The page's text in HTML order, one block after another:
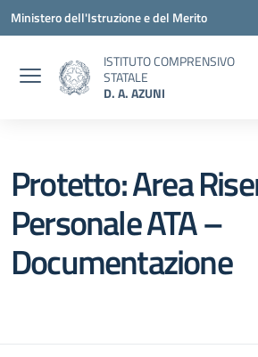
Vai ai contenuti
Vai al menu di navigazione
Vai al footer
Ministero dell'Istruzione e del Merito
ISTITUTO COMPRENSIVO
STATALE
D. A. AZUNI
Protetto: Area
Personale ATA –
Documentazione